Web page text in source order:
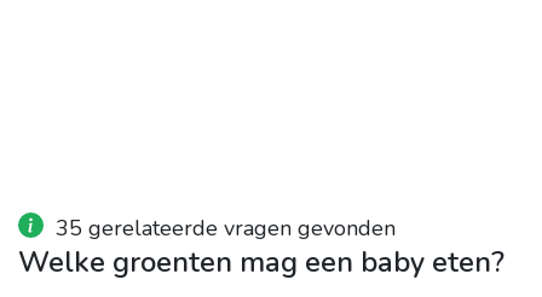
35 gerelateerde vragen gevonden
Welke groenten mag een baby eten?